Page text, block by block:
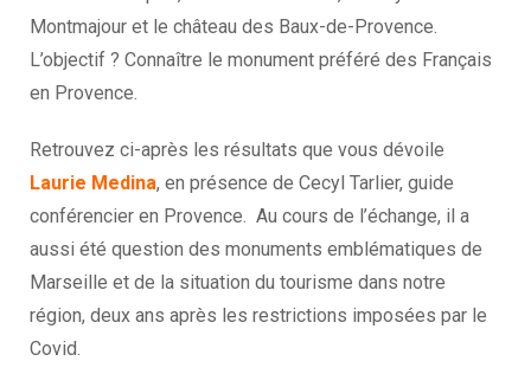
Montmajour et le château des Baux-de-Provence.
L’objectif ? Connaître le monument préféré des Français
en Provence.
Retrouvez ci-après les résultats que vous dévoile
Laurie Medina, en présence de Cecyl Tarlier, guide
conférencier en Provence. Au cours de l’échange, il a
aussi été question des monuments emblématiques de
Marseille et de la situation du tourisme dans notre
région, deux ans après les restrictions imposées par le
Covid.